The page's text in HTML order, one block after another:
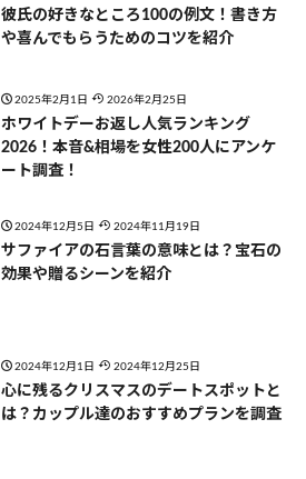
彼氏の好きなところ100の例文！書き方
や喜んでもらうためのコツを紹介
2025年2月1日 2026年2月25日
ホワイトデーお返し人気ランキング
2026！本音&相場を女性200人にアンケ
ート調査！
2024年12月5日 2024年11月19日
サファイアの石言葉の意味とは？宝石の
効果や贈るシーンを紹介
2024年12月1日 2024年12月25日
心に残るクリスマスのデートスポットと
は？カップル達のおすすめプランを調査